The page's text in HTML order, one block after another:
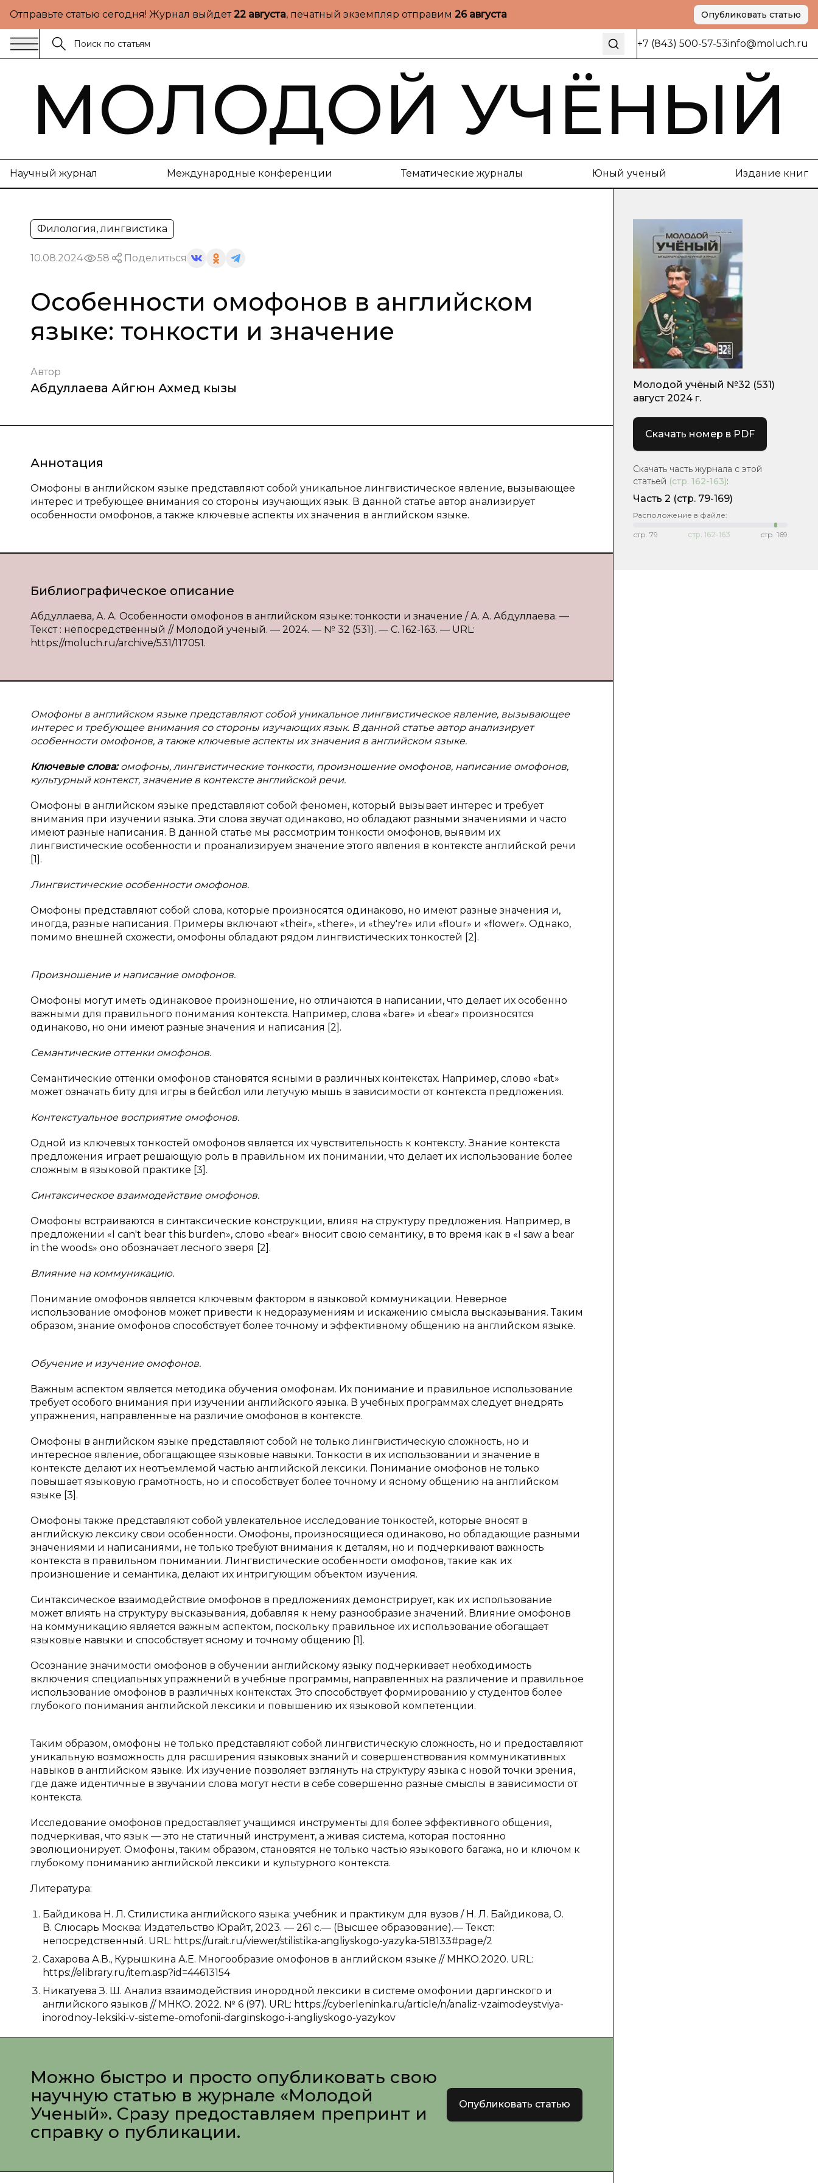
Отправьте статью сегодня! Журнал выйдет22 августа, печатный экземпляр отправим 26 августа Опубликовать статью
+7 (843) 500-57-53info@moluch.ru
МОЛОДОЙ УЧЁНЫЙ
Научный журнал Международные конференции Тематические журналы Юный ученый Издание книг
Филология, лингвистика
10.08.2024 58 Поделиться
Особенности омофонов в английском
языке: тонкости и значение
Автор
Абдуллаева Айгюн Ахмед кызы
Аннотация
Омофоны в английском языке представляют собой уникальное лингвистическое явление, вызывающее
интерес и требующее внимания со стороны изучающих язык. В данной статье автор анализирует
особенности омофонов, а также ключевые аспекты их значения в английском языке.
Библиографическое описание
Абдуллаева, А. А. Особенности омофонов в английском языке: тонкости и значение / А. А. Абдуллаева. —
Текст : непосредственный // Молодой ученый. — 2024. — № 32 (531). — С. 162-163. — URL:
https://moluch.ru/archive/531/117051.
Омофоны в английском языке представляют собой уникальное лингвистическое явление, вызывающее
интерес и требующее внимания со стороны изучающих язык. В данной статье автор анализирует
особенности омофонов, а также ключевые аспекты их значения в английском языке.
Ключевые слова:омофоны, лингвистические тонкости, произношение омофонов, написание омофонов,
культурный контекст, значение в контексте английской речи.
Омофоны в английском языке представляют собой феномен, который вызывает интерес и требует
внимания при изучении языка. Эти слова звучат одинаково, но обладают разными значениями и часто
имеют разные написания. В данной статье мы рассмотрим тонкости омофонов, выявим их
лингвистические особенности и проанализируем значение этого явления в контексте английской речи
[1].
Лингвистические особенности омофонов.
Омофоны представляют собой слова, которые произносятся одинаково, но имеют разные значения и,
иногда, разные написания. Примеры включают «their», «there», и «they're» или «flour» и «flower». Однако,
помимо внешней схожести, омофоны обладают рядом лингвистических тонкостей [2].
Произношение и написание омофонов.
Омофоны могут иметь одинаковое произношение, но отличаются в написании, что делает их особенно
важными для правильного понимания контекста. Например, слова «bare» и «bear» произносятся
одинаково, но они имеют разные значения и написания [2].
Семантические оттенки омофонов.
Семантические оттенки омофонов становятся ясными в различных контекстах. Например, слово «bat»
может означать биту для игры в бейсбол или летучую мышь в зависимости от контекста предложения.
Контекстуальное восприятие омофонов.
Одной из ключевых тонкостей омофонов является их чувствительность к контексту. Знание контекста
предложения играет решающую роль в правильном их понимании, что делает их использование более
сложным в языковой практике [3].
Синтаксическое взаимодействие омофонов.
Омофоны встраиваются в синтаксические конструкции, влияя на структуру предложения. Например, в
предложении «I can't bear this burden», слово «bear» вносит свою семантику, в то время как в «I saw a bear
in the woods» оно обозначает лесного зверя [2].
Влияние на коммуникацию.
Понимание омофонов является ключевым фактором в языковой коммуникации. Неверное
использование омофонов может привести к недоразумениям и искажению смысла высказывания. Таким
образом, знание омофонов способствует более точному и эффективному общению на английском языке.
Обучение и изучение омофонов.
Важным аспектом является методика обучения омофонам. Их понимание и правильное использование
требует особого внимания при изучении английского языка. В учебных программах следует внедрять
упражнения, направленные на различие омофонов в контексте.
Омофоны в английском языке представляют собой не только лингвистическую сложность, но и
интересное явление, обогащающее языковые навыки. Тонкости в их использовании и значение в
контексте делают их неотъемлемой частью английской лексики. Понимание омофонов не только
повышает языковую грамотность, но и способствует более точному и ясному общению на английском
языке [3].
Омофоны также представляют собой увлекательное исследование тонкостей, которые вносят в
английскую лексику свои особенности. Омофоны, произносящиеся одинаково, но обладающие разными
значениями и написаниями, не только требуют внимания к деталям, но и подчеркивают важность
контекста в правильном понимании. Лингвистические особенности омофонов, такие как их
произношение и семантика, делают их интригующим объектом изучения.
Синтаксическое взаимодействие омофонов в предложениях демонстрирует, как их использование
может влиять на структуру высказывания, добавляя к нему разнообразие значений. Влияние омофонов
на коммуникацию является важным аспектом, поскольку правильное их использование обогащает
языковые навыки и способствует ясному и точному общению [1].
Осознание значимости омофонов в обучении английскому языку подчеркивает необходимость
включения специальных упражнений в учебные программы, направленных на различение и правильное
использование омофонов в различных контекстах. Это способствует формированию у студентов более
глубокого понимания английской лексики и повышению их языковой компетенции.
Таким образом, омофоны не только представляют собой лингвистическую сложность, но и предоставляют
уникальную возможность для расширения языковых знаний и совершенствования коммуникативных
навыков в английском языке. Их изучение позволяет взглянуть на структуру языка с новой точки зрения,
где даже идентичные в звучании слова могут нести в себе совершенно разные смыслы в зависимости от
контекста.
Исследование омофонов предоставляет учащимся инструменты для более эффективного общения,
подчеркивая, что язык — это не статичный инструмент, а живая система, которая постоянно
эволюционирует. Омофоны, таким образом, становятся не только частью языкового багажа, но и ключом к
глубокому пониманию английской лексики и культурного контекста.
Литература:
Байдикова Н. Л. Стилистика английского языка: учебник и практикум для вузов / Н. Л. Байдикова, О.
В. Слюсарь Москва: Издательство Юрайт, 2023. — 261 с.— (Высшее образование).— Текст:
непосредственный. URL: https://urait.ru/viewer/stilistika-angliyskogo-yazyka-518133#page/2
Сахарова А.В., Курышкина А.Е. Многообразие омофонов в английском языке // МНКО.2020. URL:
https://elibrary.ru/item.asp?id=44613154
Никатуева З. Ш. Анализ взаимодействия инородной лексики в системе омофонии даргинского и
английского языков // МНКО. 2022. № 6 (97). URL: https://cyberleninka.ru/article/n/analiz-vzaimodeystviya-
inorodnoy-leksiki-v-sisteme-omofonii-darginskogo-i-angliyskogo-yazykov
Можно быстро и просто опубликовать свою
научную статью в журнале «Молодой
Ученый». Сразу предоставляем препринт и
справку о публикации.
Опубликовать статью
Молодой учёный №32 (531)
август 2024 г.
Скачать номер в PDF
Скачать часть журнала с этой
статьей (стр. 162-163):
Часть 2 (стр. 79-169)
Расположение в файле:
стр. 79 стр. 162-163 стр. 169